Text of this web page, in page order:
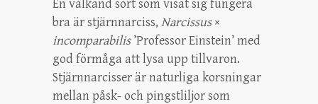
En välkänd sort som visat sig fungera
bra är stjärnnarciss, Narcissus×
incomparabilis’Professor Einstein’ med
god förmåga att lysa upp tillvaron.
Stjärnnarcisser är naturliga korsningar
mellan påsk- och pingstliljor som